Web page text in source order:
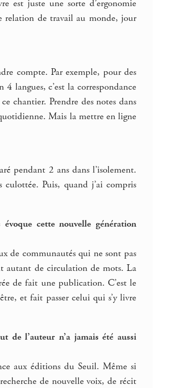
est juste une sorte d’ergonomie
relation de travail au monde, jour
compte. Par exemple, pour des
langues, c’est la correspondance
chantier. Prendre des notes dans
Mais la mettre en ligne
pendant 2 ans dans l’isolement.
culottée. Puis, quand j’ai compris
cette nouvelle génération
de communautés qui ne sont pas
autant de circulation de mots. La
de fait une publication. C’est le
et fait passer celui qui s’y livre
de l’auteur n’a jamais été aussi
aux éditions du Seuil. Même si
de nouvelle voix, de récit